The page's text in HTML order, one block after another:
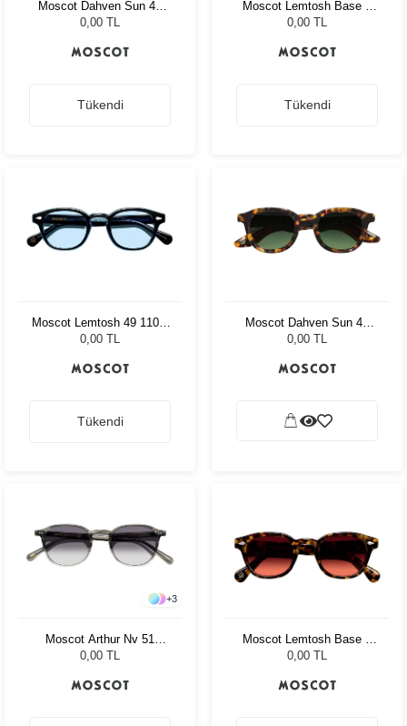
Moscot Dahven Sun 47
Black Chestnut Fade
0,00 TL
Tükendi
Moscot Lemtosh Base 2
Black 46 Amber
0,00 TL
Tükendi
Moscot Lemtosh 49 110 Ii
Blue Bel Air Blue
0,00 TL
Tükendi
Moscot Dahven Sun 47
Tortoise Forest Wood
0,00 TL
+3
Moscot Arthur Nv 51
Charcoal Amr.Grey Fade
0,00 TL
Moscot Lemtosh Base 2
Sun 46 Tort Cabernet
0,00 TL